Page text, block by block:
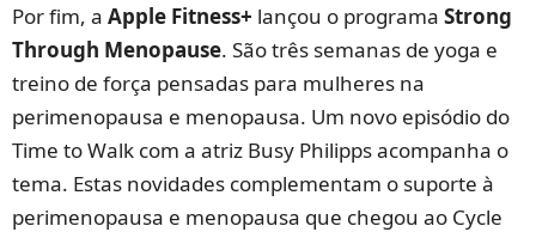
Por fim, a Apple Fitness+ lançou o programa Strong
Through Menopause. São três semanas de yoga e
treino de força pensadas para mulheres na
perimenopausa e menopausa. Um novo episódio do
Time to Walk com a atriz Busy Philipps acompanha o
tema. Estas novidades complementam o suporte à
perimenopausa e menopausa que chegou ao Cycle